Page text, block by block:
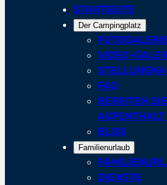
STARTSEITE
Der Campingplatz
VIDEO-
FAQ
BEREITEN
AUFENTHALT
BLOG
Familienurlaub
DIENSTE